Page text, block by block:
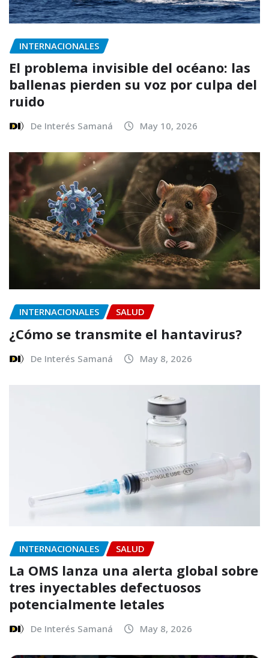
INTERNACIONALES
El problema invisible del océano: las
ballenas pierden su voz por culpa del
ruido
De Interés Samaná May 10, 2026
INTERNACIONALES SALUD
¿Cómo se transmite el hantavirus?
De Interés Samaná May 8, 2026
INTERNACIONALES SALUD
La OMS lanza una alerta global sobre
tres inyectables defectuosos
potencialmente letales
De Interés Samaná May 8, 2026